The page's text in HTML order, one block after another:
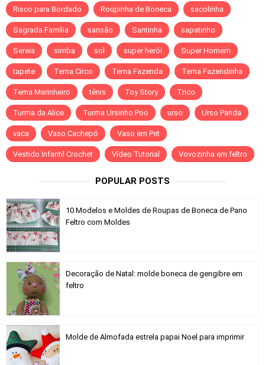
Risco para Bordado Roupinha de Boneca sacolinha
Sagrada Família sansão Santinha sapatinho
Sereia simba sol super herói Super Homem
tapete Tema Circo Tema Fazenda Tema Fazendinha
Tema Marinheiro tênis Toy Story Trico
Turma da Alice Turma Ursinho Poo urso Urso Panda
vaca Vaso Cachepô Vaso em Pet
Vestido Infantil Crochet Vídeo Tutorial Vovozinha em feltro
POPULAR POSTS
10 Modelos e Moldes de Roupas de Boneca de Pano
Feltro com Moldes
Decoração de Natal: molde boneca de gengibre em
feltro
Molde de Almofada estrela papai Noel para imprimir